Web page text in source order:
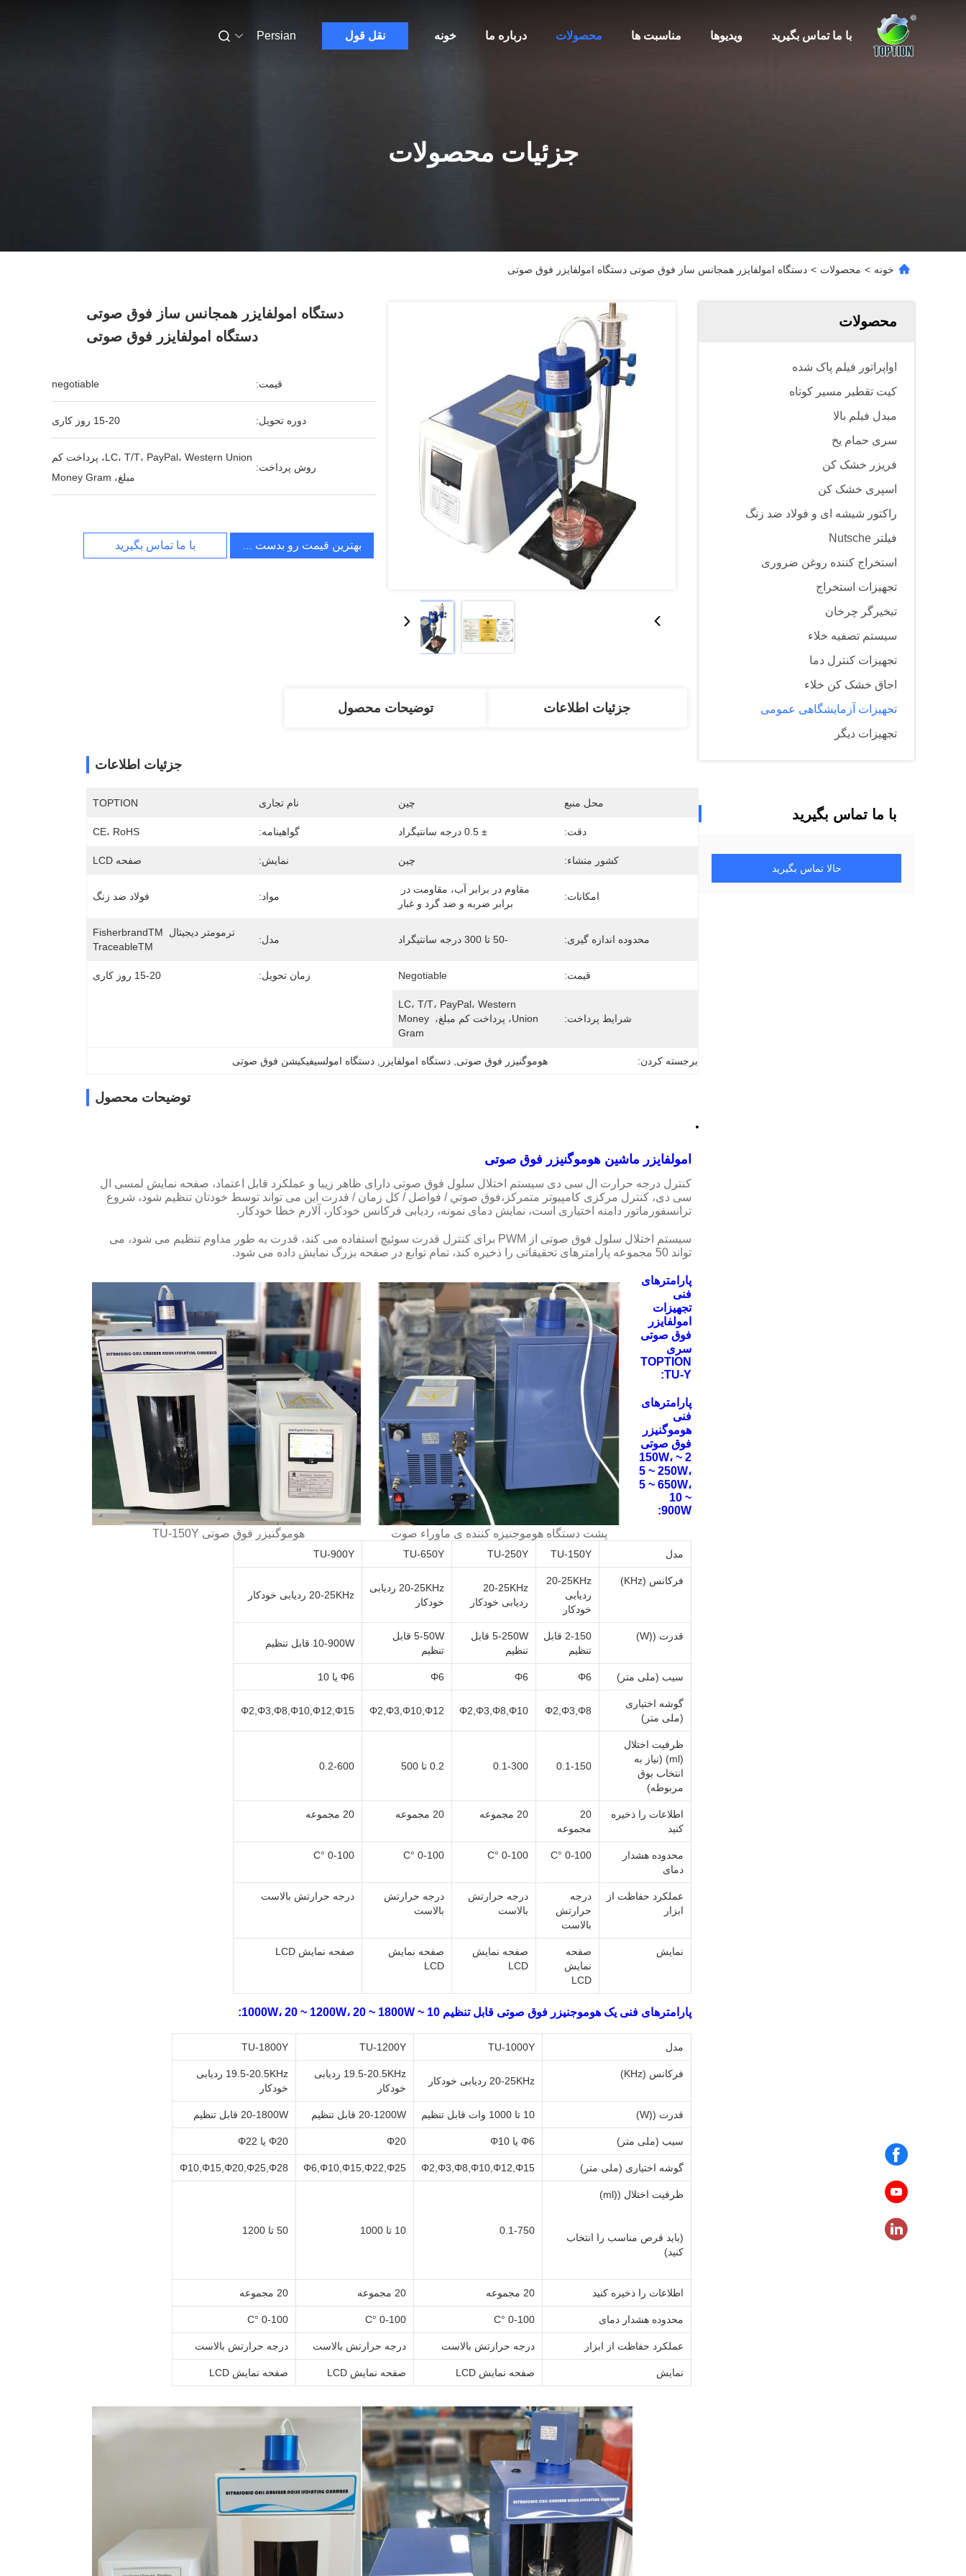
خونه درباره ما محصولات مناسبت ها ویدیوها با ما تماس بگیرید نقل قول Persian
جزئیات محصولات
خونه > محصولات > دستگاه امولفایزر همجانس ساز فوق صوتی دستگاه امولفایزر فوق صوتی
محصولات
اواپراتور فیلم پاک شده
کیت تقطیر مسیر کوتاه
مبدل فیلم بالا
سری حمام یخ
فریزر خشک کن
اسپری خشک کن
راکتور شیشه ای و فولاد ضد زنگ
فیلتر Nutsche
استخراج کننده روغن ضروری
تجهیزات استخراج
تبخیرگر چرخان
سیستم تصفیه خلاء
تجهیزات کنترل دما
اجاق خشک کن خلاء
تجهیزات آزمایشگاهی عمومی
تجهیزات دیگر
با ما تماس بگیرید
حالا تماس بگیرید
دستگاه امولفایزر همجانس ساز فوق صوتی
دستگاه امولفایزر فوق صوتی
قیمت: negotiable
دوره تحویل: 15-20 روز کاری
روش پرداخت:
LC، T/T، PayPal، Western Union، پرداخت کم
مبلغ، Money Gram
بهترین قیمت رو بدست بیار با ما تماس بگیرید
جزئیات اطلاعات توضیحات محصول
جزئیات اطلاعات
محل منبع چین نام تجاری TOPTION
دقت: ± 0.5 درجه سانتیگراد گواهینامه: CE، RoHS
کشور منشاء: چین نمايش: صفحه LCD
امکانات:
برابر ضربه و ضد گرد و غبار
مواد: فولاد ضد زنگ
محدوده اندازه گیری: -50 تا 300 درجه سانتیگراد مدل:
ترمومتر دیجیتال FisherbrandTM
TraceableTM
قیمت: Negotiable زمان تحویل: 15-20 روز کاری
شرایط پرداخت:
LC، T/T، PayPal، Western
Union، پرداخت کم مبلغ، Money
Gram
برجسته کردن: هوموگنیزر فوق صوتی , دستگاه امولفایزر , دستگاه امولسیفیکیشن فوق صوتی
توضیحات محصول
امولفایزر ماشین هوموگنیزر فوق صوتی
کنترل درجه حرارت ال سی دی سیستم اختلال سلول فوق صوتی دارای ظاهر زیبا و عملکرد قابل اعتماد، صفحه نمایش لمسی ال
سی دی، کنترل مرکزی کامپیوتر متمرکز،فوق صوتي / فواصل / کل زمان / قدرت این می تواند توسط خودتان تنظیم شود، شروع
ترانسفورماتور دامنه اختیاری است، نمایش دمای نمونه، ردیابی فرکانس خودکار، آلارم خطا خودکار.
سیستم اختلال سلول فوق صوتی از PWM برای کنترل قدرت سوئیچ استفاده می کند، قدرت به طور مداوم تنظیم می شود، می
تواند 50 مجموعه پارامترهای تحقیقاتی را ذخیره کند، تمام توابع در صفحه بزرگ نمایش داده می شود.
هوموگنیزر فوق صوتی TU-150Y پشت دستگاه هوموجنیزه کننده ی ماوراء صوت
پارامترهای
فنی
تجهیزات
امولفایزر
فوق صوتی
سری
TOPTION
TU-Y:
پارامترهای
فنی
هوموگنیزر
فوق صوتی
2 ~ 150W،
5 ~ 250W،
5 ~ 650W،
10 ~
900W:
مدل TU-150Y
TU-250Y
TU-650Y
TU-900Y
فرکانس (KHz)
20-25KHz
ردیابی
خودکار
20-25KHz
ردیابی خودکار
20-25KHz ردیابی
خودکار
20-25KHz ردیابی خودکار
قدرت ((W)
2-150 قابل
تنظیم
5-250W قابل
تنظیم
5-50W قابل
تنظیم
10-900W قابل تنظیم
سیب (ملی متر) Φ6
Φ6
Φ6 Φ6 یا 10
گوشه اختیاری
(ملی متر)
Φ2,Φ3,Φ8
Φ2,Φ3,Φ8,Φ10
Φ2,Φ3,Φ10,Φ12
Φ2,Φ3,Φ8,Φ10,Φ12,Φ15
ظرفیت اختلال
(ml) (نیاز به
انتخاب بوق
مربوطه)
0.1-150
0.1-300 0.2 تا 500 0.2-600
اطلاعات را ذخیره
کنید
20
مجموعه
20 مجموعه 20 مجموعه 20 مجموعه
محدوده هشدار
دمای
0-100 °C
0-100 °C
0-100 °C
0-100 °C
عملکرد حفاظت از
ابزار
درجه
حرارتش
بالاست
درجه حرارتش
بالاست
درجه حرارتش
بالاست
درجه حرارتش بالاست
نمايش
صفحه
نمایش
LCD
صفحه نمایش
LCD
صفحه نمایش
LCD
صفحه نمایش LCD
پارامترهای فنی یک هوموجنیزر فوق صوتی قابل تنظیم 10 ~ 1000W، 20 ~ 1200W، 20 ~ 1800W:
مدل TU-1000Y
TU-1200Y
TU-1800Y
فرکانس (KHz)
20-25KHz ردیابی خودکار
19.5-20.5KHz ردیابی
خودکار
19.5-20.5KHz ردیابی
خودکار
قدرت ((W) 10 تا 1000 وات قابل تنظیم 20-1200W قابل تنظیم 20-1800W قابل تنظیم
سیب (ملی متر) Φ6 یا Φ10 Φ20 Φ20 یا Φ22
گوشه اختیاری (ملی متر) Φ2,Φ3,Φ8,Φ10,Φ12,Φ15
Φ6,Φ10,Φ15,Φ22,Φ25
Φ10,Φ15,Φ20,Φ25,Φ28
ظرفیت اختلال ((ml)
(باید قرص مناسب را انتخاب
کنید)
0.1-750 10 تا 1000 50 تا 1200
اطلاعات را ذخیره کنید 20 مجموعه 20 مجموعه 20 مجموعه
محدوده هشدار دمای 0-100 °C
0-100 °C
0-100 °C
عملکرد حفاظت از ابزار درجه حرارتش بالاست درجه حرارتش بالاست درجه حرارتش بالاست
نمايش صفحه نمایش LCD صفحه نمایش LCD صفحه نمایش LCD